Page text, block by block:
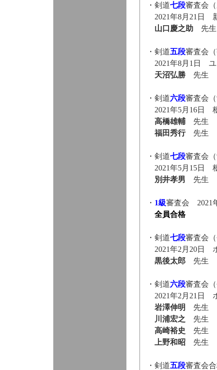
・剣道七段審査会
2021年8月21日
山口慶之助先生
・剣道五段審査会
2021年8月1日
天沼弘勝先生
・剣道六段審査会
2021年5月16日
高橋雄輔先生
福田秀行先生
・剣道七段審査会
2021年5月15日
別井孝男 先生
・ 1級審査会 2021
全員合格
・剣道七段審査会
2021年2月20日
黒後太郎先生
・剣道六段審査会
2021年2月21日
岩澤伸明 先生
川浦宏之 先生
高崎裕史 先生
上野和昭先生
・剣道五段審査会